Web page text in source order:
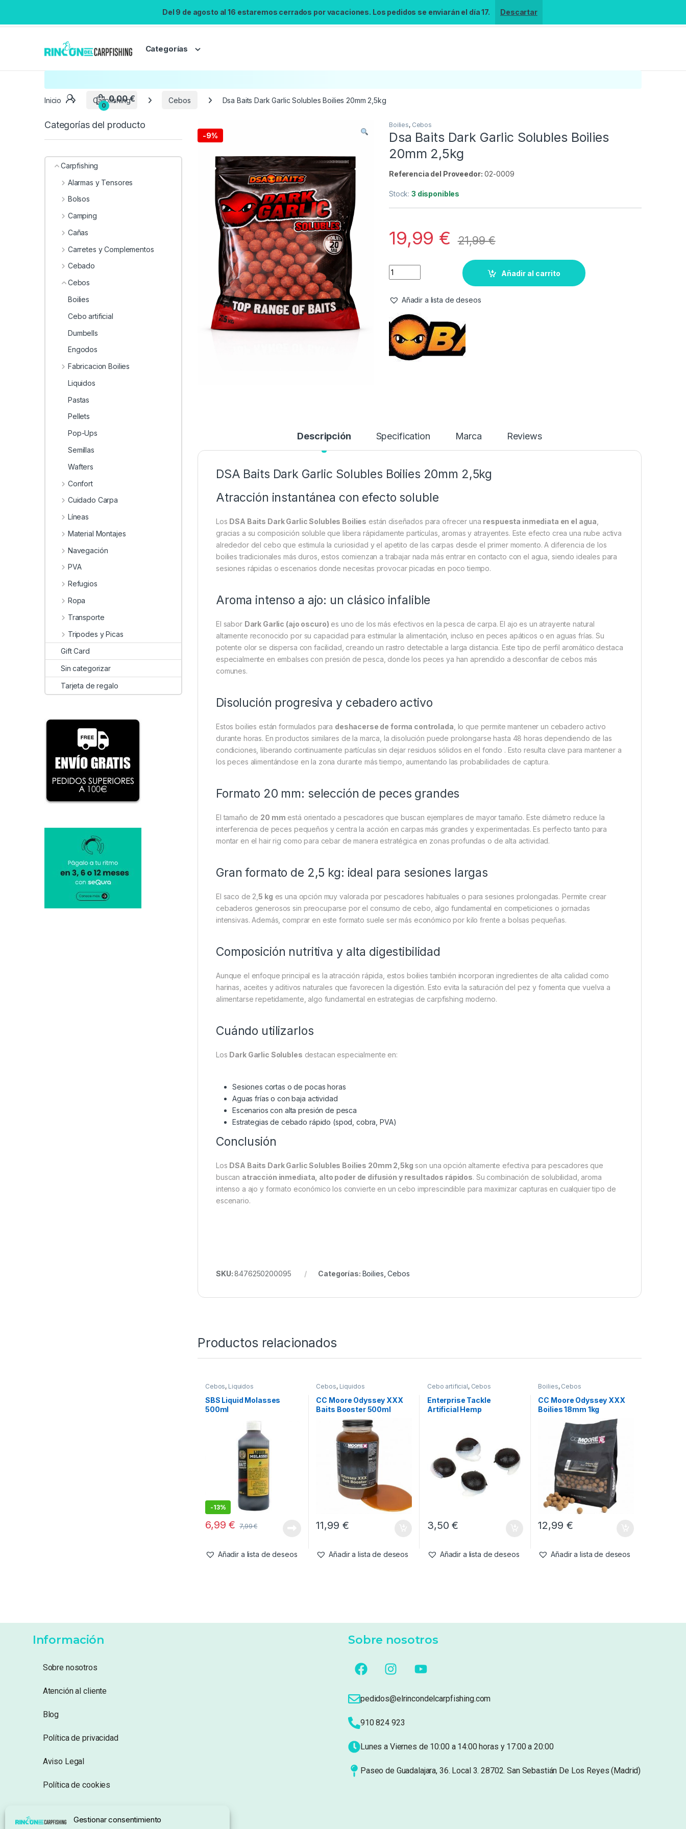
Gestionar consentimiento
Del 9 de agosto al 16 estaremos cerrados por vacaciones. Los pedidos se enviarán el día 17. Descartar
Categorías
Búsqueda no disponible
No se pudo cargar el widget de búsqueda.
Reintentar
Inicio Carpfishing Cebos Dsa Baits Dark Garlic Solubles Boilies 20mm 2,5kg
-9%
Boilies, Cebos
Dsa Baits Dark Garlic Solubles Boilies
20mm 2,5kg
Referencia del Proveedor: 02-0009
Stock:3 disponibles
19,99 € 21,99€
Añadir al carrito
Añadir a lista de deseos
Descripción Specification Marca Reviews
DSA Baits Dark Garlic Solubles Boilies 20mm 2,5kg
Atracción instantánea con efecto soluble
Los DSA Baits Dark Garlic Solubles Boilies están diseñados para ofrecer una respuesta inmediata en el agua
gracias a su composición soluble que libera rápidamente partículas, aromas y atrayentes. Este efecto crea una nube activa
alrededor del cebo que estimula la curiosidad y el apetito de las carpas desde el primer momento. A diferencia de los
boilies tradicionales más duros, estos comienzan a trabajar nada más entrar en contacto con el agua, siendo ideales para
sesiones rápidas o escenarios donde necesitas provocar picadas en poco tiempo.
Aroma intenso a ajo: un clásico infalible
El sabor Dark Garlic (ajo oscuro) es uno de los más efectivos en la pesca de carpa. El ajo es un atrayente natural
altamente reconocido por su capacidad para estimular la alimentación, incluso en peces apáticos o en aguas frías. Su
potente olor se dispersa con facilidad, creando un rastro detectable a larga distancia. Este tipo de perfil aromático destaca
especialmente en embalses con presión de pesca, donde los peces ya han aprendido a desconfiar de cebos más
comunes.
Disolución progresiva y cebadero activo
Estos boilies están formulados para deshacerse de forma controlada , lo que permite mantener un cebadero activo
durante horas. En productos similares de la marca, la disolución puede prolongarse hasta 48 horas dependiendo de las
condiciones, liberando continuamente partículas sin dejar residuos sólidos en el fondo . Esto resulta clave para mantener a
los peces alimentándose en la zona durante más tiempo, aumentando las probabilidades de captura.
Formato 20 mm: selección de peces grandes
El tamaño de 20 mm está orientado a pescadores que buscan ejemplares de mayor tamaño. Este diámetro reduce la
interferencia de peces pequeños y centra la acción en carpas más grandes y experimentadas. Es perfecto tanto para
montar en el hair rig como para cebar de manera estratégica en zonas profundas o de alta actividad.
Gran formato de 2,5 kg: ideal para sesiones largas
El saco de 2,5 kg es una opción muy valorada por pescadores habituales o para sesiones prolongadas. Permite crear
cebaderos generosos sin preocuparse por el consumo de cebo, algo fundamental en competiciones o jornadas
intensivas. Además, comprar en este formato suele ser más económico por kilo frente a bolsas pequeñas.
Composición nutritiva y alta digestibilidad
Aunque el enfoque principal es la atracción rápida, estos boilies también incorporan ingredientes de alta calidad como
harinas, aceites y aditivos naturales que favorecen la digestión. Esto evita la saturación del pez y fomenta que vuelva a
alimentarse repetidamente, algo fundamental en estrategias de carpfishing moderno.
Cuándo utilizarlos
Los Dark Garlic Solubles destacan especialmente en:
Sesiones cortas o de pocas horas
Aguas frías o con baja actividad
Escenarios con alta presión de pesca
Estrategias de cebado rápido (spod, cobra, PVA)
Conclusión
Los DSA Baits Dark Garlic Solubles Boilies 20mm 2,5kg son una opción altamente efectiva para pescadores que
buscan atracción inmediata, alto poder de difusión y resultados rápidos. Su combinación de solubilidad, aroma
intenso a ajo y formato económico los convierte en un cebo imprescindible para maximizar capturas en cualquier tipo de
escenario.
SKU:8476250200095 Categorías: Boilies ,Cebos
Productos relacionados
Cebos, Liquidos
SBS Liquid Molasses
500ml
-13%
6,99€ 7,99€
Añadir a lista de deseos
Cebos, Liquidos
CC Moore Odyssey XXX
Baits Booster 500ml
11,99 €
Añadir a lista de deseos
Cebo artificial, Cebos
Enterprise Tackle
Artificial Hemp
3,50€
Añadir a lista de deseos
Boilies, Cebos
CC Moore Odyssey XXX
Boilies 18mm 1kg
12,99 €
Añadir a lista de deseos
Categorías del producto
Carpfishing
Alarmas y Tensores
Bolsos
Camping
Cañas
Carretes y Complementos
Cebado
Cebos
Boilies
Cebo artificial
Dumbells
Engodos
Fabricacion Boilies
Liquidos
Pastas
Pellets
Pop-Ups
Semillas
Wafters
Confort
Cuidado Carpa
Líneas
Material Montajes
Navegación
PVA
Refugios
Ropa
Transporte
Tripodes y Picas
Gift Card
Sin categorizar
Tarjeta de regalo
Información
Sobre nosotros
Atención al cliente
Blog
Política de privacidad
Aviso Legal
Política de cookies
Sobre nosotros
pedidos@elrincondelcarpfishing.com
910 824 923
Lunes a Viernes de 10:00 a 14:00 horas y 17:00 a 20:00
Paseo de Guadalajara, 36. Local 3. 28702. San Sebastián De Los Reyes (Madrid)